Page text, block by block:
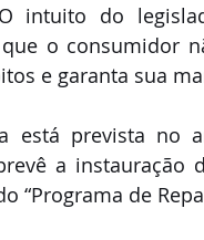
intuito do
o consumidor
e garanta sua
está prevista no
a instauração
“Programa de